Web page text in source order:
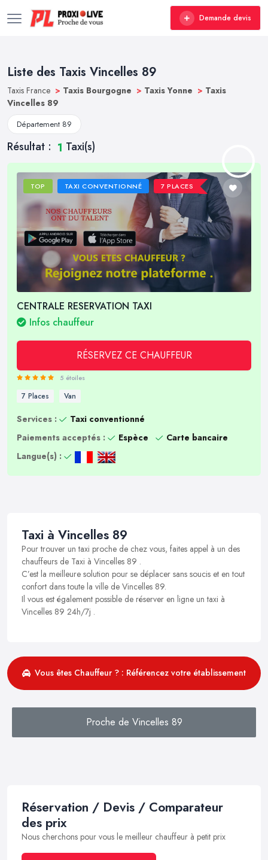
Demande devis
Liste des Taxis Vincelles 89
Taxis France > Taxis Bourgogne > Taxis Yonne > Taxis
Vincelles 89
Département 89
Résultat : 1 Taxi(s)
TOP TAXI CONVENTIONNÉ 7 PLACES
CENTRALE RESERVATION TAXI
Infos chauffeur
RÉSERVEZ CE CHAUFFEUR
5 étoiles
7 Places Van
Services :
Taxi conventionné
Paiements acceptés :
Espèce
Carte bancaire
Langue(s) :
Taxi à Vincelles 89
Pour trouver un taxi proche de chez vous, faites appel à un des
chauffeurs de Taxi à Vincelles 89 .
C’est la meilleure solution pour se déplacer sans soucis et en tout
confort dans toute la ville de Vincelles 89.
Il vous est également possible de réserver en ligne un taxi à
Vincelles 89 24h/7j .
Vous êtes Chauffeur ? : Référencez votre établissement
Proche de Vincelles 89
Réservation / Devis / Comparateur
des prix
Nous cherchons pour vous le meilleur chauffeur à petit prix